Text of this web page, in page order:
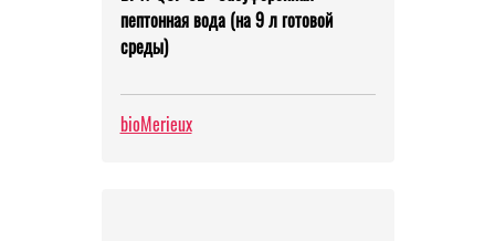
пептонная вода (на 9 л готовой
среды)
bioMerieux